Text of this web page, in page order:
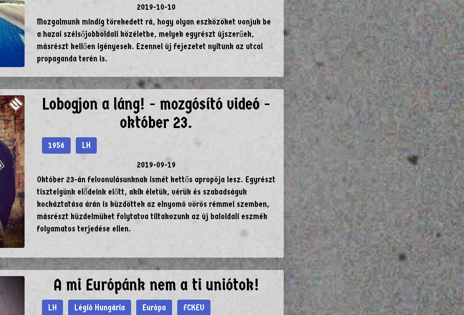
2019-10-10
Mozgalmunk mindig törekedett rá, hogy olyan eszközöket vonjuk be
a hazai szélsőjobboldali közéletbe, melyek egyrészt újszerűek,
másrészt kellően igényesek. Ezennel új fejezetet nyitunk az utcai
propaganda terén is.
Lobogjon a láng! - mozgósító videó -
október 23.
1956
LH
2019-09-19
Október 23-án felvonulásunknak ismét kettős apropója lesz. Egyrészt
tisztelgünk elődeink előtt, akik életük, vérük és szabadságuk
kockáztatása árán is küzdöttek az elnyomó vörös rémmel szemben,
másrészt küzdelmüket folytatva tiltakozunk az új baloldali eszmék
folyamatos terjedése ellen.
A mi Európánk nem a ti uniótok!
LH Légió Hungária Európa FCKEU